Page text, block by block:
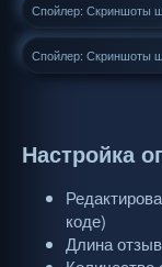
Спойлер: Скриншоты
Спойлер: Скриншоты
Настройка
коде)
Длина